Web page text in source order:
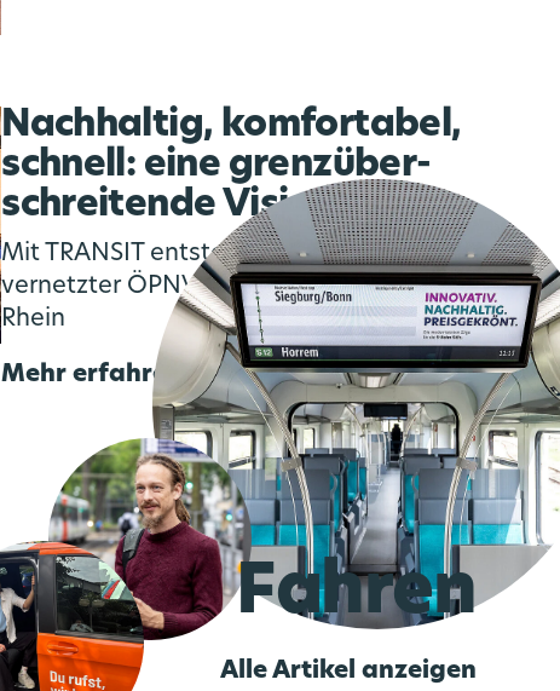
Nachhaltig, komfortabel,
schnell: eine grenzüber­
schreitende Vision
Mit TRANSIT entsteht ein stärker
vernetzter ÖPNV in der Euregio Maas-
Rhein
Mehr erfahren
Fahren
Alle Artikel anzeigen